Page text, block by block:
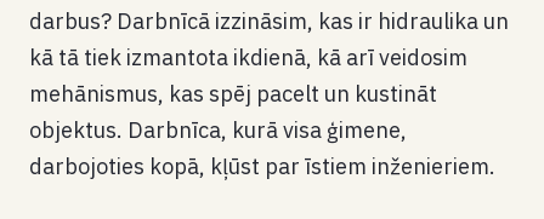
darbus? Darbnīcā izzināsim, kas ir hidraulika un
kā tā tiek izmantota ikdienā, kā arī veidosim
mehānismus, kas spēj pacelt un kustināt
objektus. Darbnīca, kurā visa ģimene,
darbojoties kopā, kļūst par īstiem inženieriem.